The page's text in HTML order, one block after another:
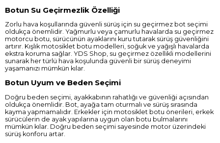
Botun Su Geçirmezlik Özelliği
Zorlu hava koşullarında güvenli sürüş için su geçirmez bot seçimi
oldukça önemlidir. Yağmurlu veya çamurlu havalarda su geçirmez
motorcu botu, sürücünün ayaklarını kuru tutarak sürüş güvenliğini
artırır. Kışlık motosiklet botu modelleri, soğuk ve yağışlı havalarda
ekstra koruma sağlar. YDS Shop, su geçirmez özellikli modellerini
sunarak her türlü hava koşulunda güvenli bir sürüş deneyimi
yaşamanızı mümkün kılar.
Botun Uyum ve Beden Seçimi
Doğru beden seçimi, ayakkabının rahatlığı ve güvenliği açısından
oldukça önemlidir. Bot, ayağa tam oturmalı ve sürüş sırasında
kayma yapmamalıdır. Erkekler için motosiklet botu önerileri, erkek
sürücülerin de ayak yapılarına uygun olan botu bulmalarını
mümkün kılar. Doğru beden seçimi sayesinde motor üzerindeki
sürüş konforu artar.